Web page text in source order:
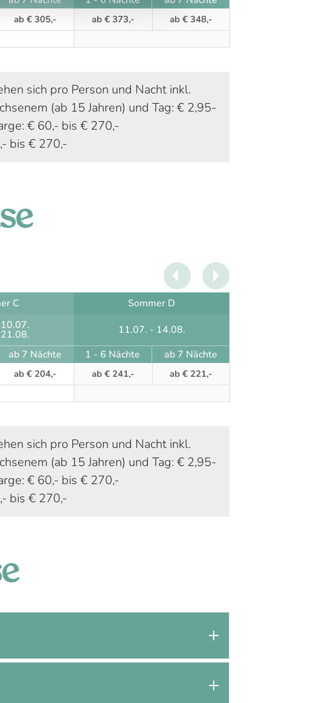
ab € 305,- ab € 373,- ab € 348,-
sich pro Person und Nacht inkl.
(ab 15 Jahren) und Tag: € 2,95-
€ 60,- bis € 270,-
bis € 270,-
C
Sommer D
11.07. - 14.08.
ab 7 Nächte 1 - 6 Nächte ab 7 Nächte
ab € 204,- ab € 241,- ab € 221,-
sich pro Person und Nacht inkl.
(ab 15 Jahren) und Tag: € 2,95-
€ 60,- bis € 270,-
bis € 270,-